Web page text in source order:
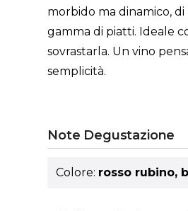
morbido ma dinamico,
gamma di piatti. Ideale
sovrastarla. Un vino
semplicità.
Note Degustazione
Colore: rosso rubino,